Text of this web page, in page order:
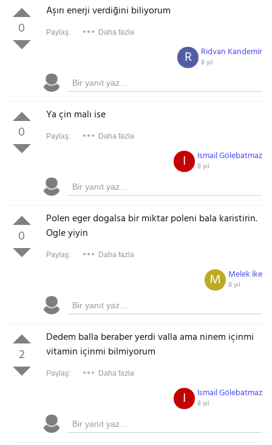
0
Aşırı enerji verdiğini biliyorum
Paylaş: Daha fazla
Rıdvan Kandemir
8 yıl
R
0
Ya çin malı ise
Paylaş: Daha fazla
Ismail Gölebatmaz
8 yıl
I
0
Polen eger dogalsa bir miktar poleni bala karistirin.
Ogle yiyin
Paylaş: Daha fazla
Melek İke
8 yıl
M
2
Dedem balla beraber yerdi valla ama ninem içinmi
vitamin içinmi bilmiyorum
Paylaş: Daha fazla
Ismail Gölebatmaz
8 yıl
I